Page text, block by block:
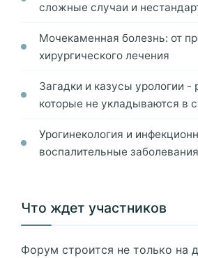
сложные случаи и
Мочекаменная болезнь: от
хирургического лечения
Загадки и казусы урологии -
которые не укладываются в
Урогинекология и
воспалительные
Что ждет участников
Форум строится не только на